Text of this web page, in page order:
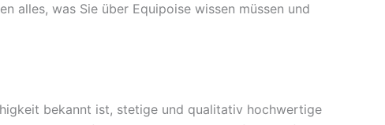
alles, was Sie über Equipoise wissen müssen und
bekannt ist, stetige und qualitativ hochwertige